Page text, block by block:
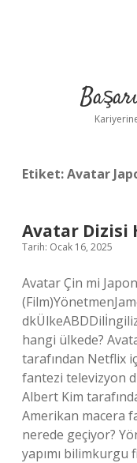
Etiket:Avatar
Avatar Dizisi
Tarih: Ocak 16, 2025
Avatar Çin mi
hangi ülkede?
tarafından Netflix
fantezi televizyon
Albert Kim
Amerikan macera
nerede geçiyor?
yapımı bilimkurgu